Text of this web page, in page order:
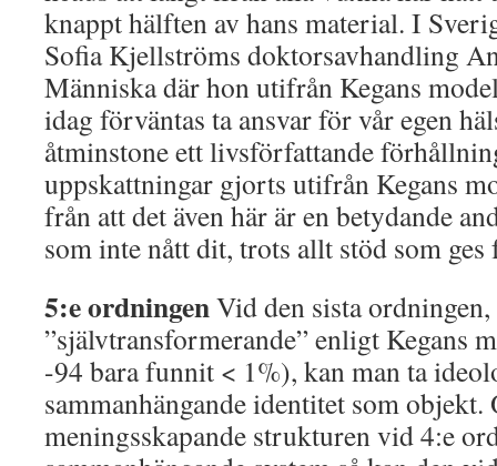
knappt hälften av hans material. I
Sofia Kjellströms doktorsavhandling
Människa där hon utifrån Kegans
idag förväntas ta ansvar för vår egen
åtminstone ett livsförfattande
uppskattningar gjorts utifrån Kegans
från att det även här är en betydande
som inte nått dit, trots allt stöd som
5:e ordningenVid den sista ordningen,
”självtransformerande” enligt Kegans
-94 bara funnit < 1%), kan man ta
sammanhängande identitet som objekt.
meningsskapande strukturen vid 4:e